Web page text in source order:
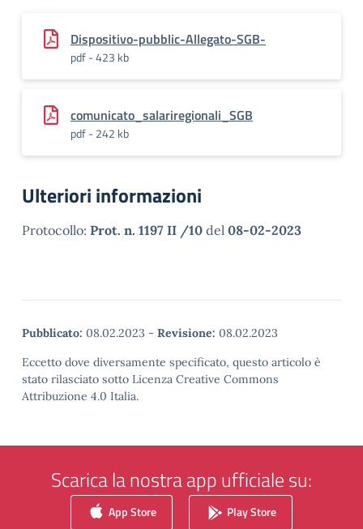
Dispositivo-pubblic-Allegato-SGB-
pdf - 423 kb
comunicato_salariregionali_SGB
pdf - 242 kb
Ulteriori informazioni
Protocollo: Prot. n. 1197 II /10 del 08-02-2023
Pubblicato: 08.02.2023 - Revisione: 08.02.2023
Eccetto dove diversamente specificato, questo articolo è
stato rilasciato sotto Licenza Creative Commons
Attribuzione 4.0 Italia.
Scarica la nostra app ufficiale su:
App Store Play Store